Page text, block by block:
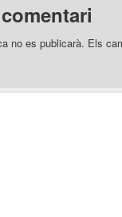
no es publicarà. Els